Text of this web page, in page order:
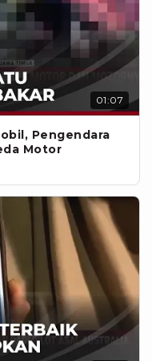
01:07
Pengendara
Motor